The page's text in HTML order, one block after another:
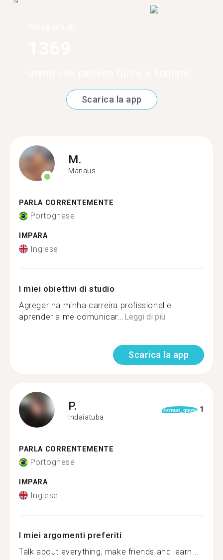
Scarica la app
M.
Manaus
PARLA CORRENTEMENTE
Portoghese
IMPARA
Inglese
I miei obiettivi di studio
Agregar na minha carreira profissional e
aprender a me comunicar... Leggi di più
Scarica la app
P.
Indaiatuba
format_quote 1
PARLA CORRENTEMENTE
Portoghese
IMPARA
Inglese
I miei argomenti preferiti
Talk about everything, make friends and learn...